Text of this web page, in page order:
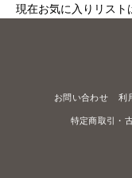
現在お気に入りリスト
お問い合わせ 利
特定商取引・